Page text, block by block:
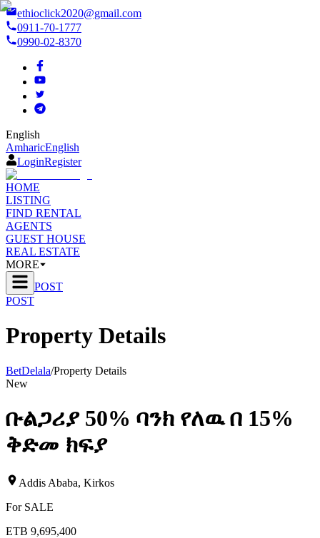
ethioclick2020@gmail.com
0911-70-1777
0990-02-8370
English
AmharicEnglish
LoginRegister
HOME
LISTING
FIND RENTAL
AGENTS
GUEST HOUSE
REAL ESTATE
MORE
POST
POST
Property Details
BetDelala/Property Details
New
ቡልጋሪያ 50% ባንክ የለዉ በ 15%
ቅድመ ክፍያ
Addis Ababa, Kirkos
For SALE
ETB 9,695,400